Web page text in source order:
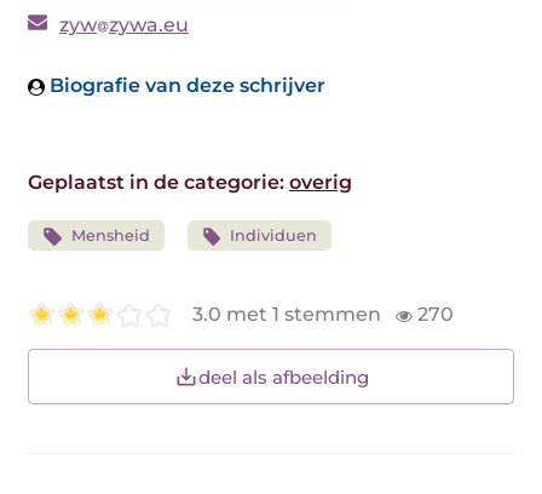
zyw zywa.eu
Biografie van deze schrijver
Geplaatst in de categorie: overig
Mensheid Individuen
3.0 met 1 stemmen 270
deel als afbeelding